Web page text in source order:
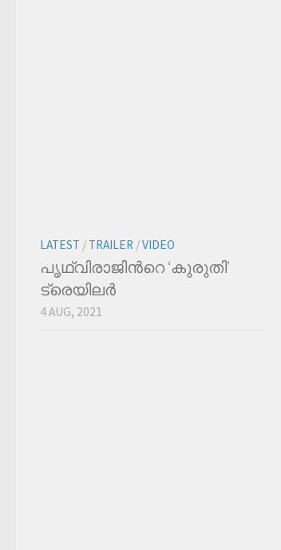
LATEST / TRAILER /VIDEO
പൃഥ്വിരാജിന്‍റെ ‘കുരുതി’
ട്രെയിലര്‍
4 AUG, 2021